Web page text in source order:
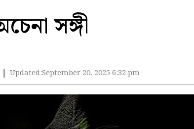
সঙ্গী
Updated:September 20, 2025 6:32 pm